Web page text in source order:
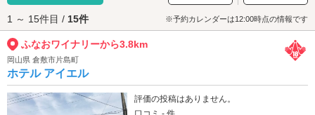
利です。
1 ～ 15件目 / 15件 ※予約カレンダーは12:00時点の情報です
ふなおワイナリーから3.8km
岡山県 倉敷市片島町
ホテル アイエル
評価の投稿はありません。